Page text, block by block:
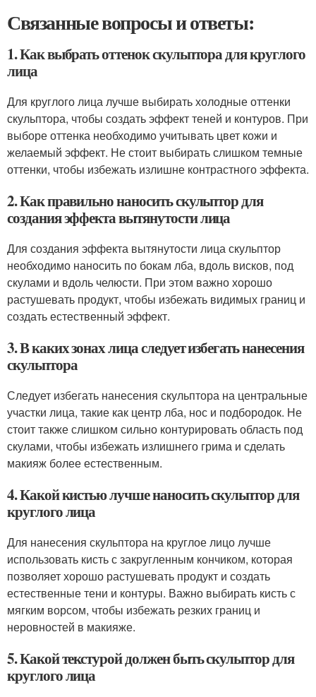
Связанные вопросы и ответы:
1. Как выбрать оттенок скульптора для круглого
лица
Для круглого лица лучше выбирать холодные оттенки
скульптора, чтобы создать эффект теней и контуров. При
выборе оттенка необходимо учитывать цвет кожи и
желаемый эффект. Не стоит выбирать слишком темные
оттенки, чтобы избежать излишне контрастного эффекта.
2. Как правильно наносить скульптор для
создания эффекта вытянутости лица
Для создания эффекта вытянутости лица скульптор
необходимо наносить по бокам лба, вдоль висков, под
скулами и вдоль челюсти. При этом важно хорошо
растушевать продукт, чтобы избежать видимых границ и
создать естественный эффект.
3. В каких зонах лица следует избегать нанесения
скульптора
Следует избегать нанесения скульптора на центральные
участки лица, такие как центр лба, нос и подбородок. Не
стоит также слишком сильно контурировать область под
скулами, чтобы избежать излишнего грима и сделать
макияж более естественным.
4. Какой кистью лучше наносить скульптор для
круглого лица
Для нанесения скульптора на круглое лицо лучше
использовать кисть с закругленным кончиком, которая
позволяет хорошо растушевать продукт и создать
естественные тени и контуры. Важно выбирать кисть с
мягким ворсом, чтобы избежать резких границ и
неровностей в макияже.
5. Какой текстурой должен быть скульптор для
круглого лица